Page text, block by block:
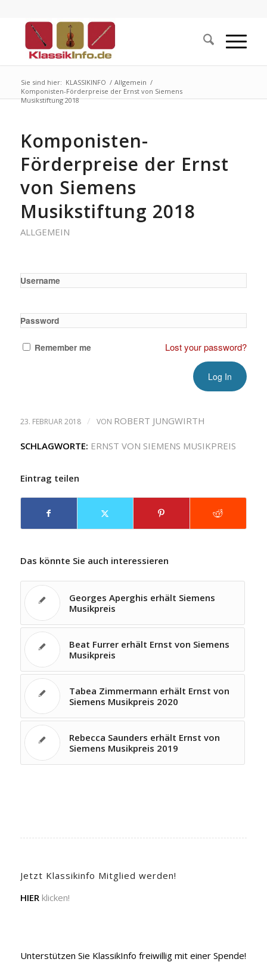
Sie sind hier: KLASSIKINFO / Allgemein /
Komponisten-Förderpreise der Ernst von Siemens
Musikstiftung 2018
Komponisten-
Förderpreise der Ernst
von Siemens
Musikstiftung 2018
ALLGEMEIN
Username
Password
Remember me Lost your password?
23. FEBRUAR 2018 / VON ROBERT JUNGWIRTH
SCHLAGWORTE: ERNST VON SIEMENS MUSIKPREIS
Eintrag teilen
Das könnte Sie auch interessieren
Georges Aperghis erhält Siemens
Musikpreis
Beat Furrer erhält Ernst von Siemens
Musikpreis
Tabea Zimmermann erhält Ernst von
Siemens Musikpreis 2020
Rebecca Saunders erhält Ernst von
Siemens Musikpreis 2019
Jetzt Klassikinfo Mitglied werden!
HIER klicken!
Unterstützen Sie KlassikInfo freiwillig mit einer Spende!